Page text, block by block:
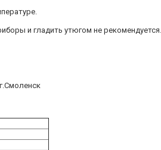
и гладить утюгом не рекомендуется.